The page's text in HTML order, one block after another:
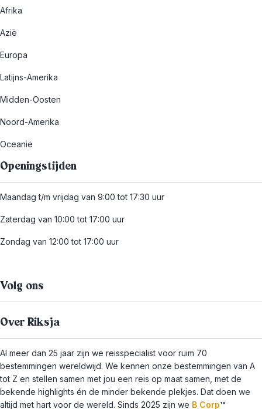
Afrika
Azië
Europa
Latijns-Amerika
Midden-Oosten
Noord-Amerika
Oceanië
Openingstijden
Maandag t/m vrijdag van 9:00 tot 17:30 uur
Zaterdag van 10:00 tot 17:00 uur
Zondag van 12:00 tot 17:00 uur
Volg ons
Over Riksja
Al meer dan 25 jaar zijn we reisspecialist voor ruim 70
bestemmingen wereldwijd. We kennen onze bestemmingen van A
tot Z en stellen samen met jou een reis op maat samen, met de
bekende highlights én de minder bekende plekjes. Dat doen we
altijd met hart voor de wereld. Sinds 2025 zijn we B Corp™